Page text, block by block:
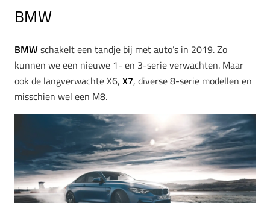
BMW
BMW schakelt een tandje bij met auto’s in 2019. Zo
kunnen we een nieuwe 1- en 3-serie verwachten. Maar
ook de langverwachte X6, X7, diverse 8-serie modellen en
misschien wel een M8.